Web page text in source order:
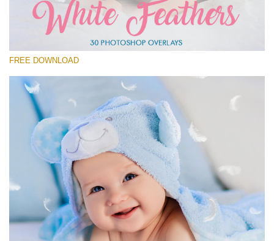
Small 800*600px
White Feathers
(30 Overlays)
Fairy Tale (344 Overlays)
Large 6000*4000px
Entire Collection
(1783 Overlays)
Large 6000*4000px
Stažení zdarma
FREE DOWNLOAD